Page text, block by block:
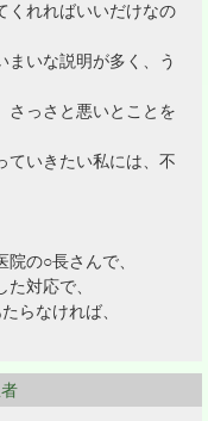
くれればいいだけなの
まいな説明が多く、う
さっさと悪いとことを
ていきたい私には、不
の○長さんで、
対応で、
らなければ、